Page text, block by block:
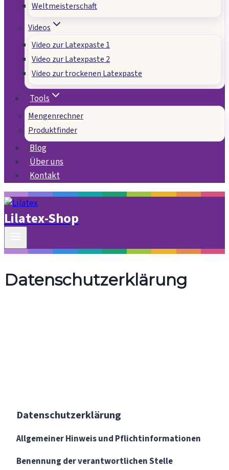
Weltmeisterschaft
Videos
Video zur Latexpaste 1
Video zur Latexpaste 2
Video zur trockenen Latexpaste
Tools
Mengenrechner
Produktfinder
Blog
Über uns
Kontakt
Lilatex-Shop
Datenschutzerklärung
Datenschutzerklärung
Allgemeiner Hinweis und Pflichtinformationen
Benennung der verantwortlichen Stelle